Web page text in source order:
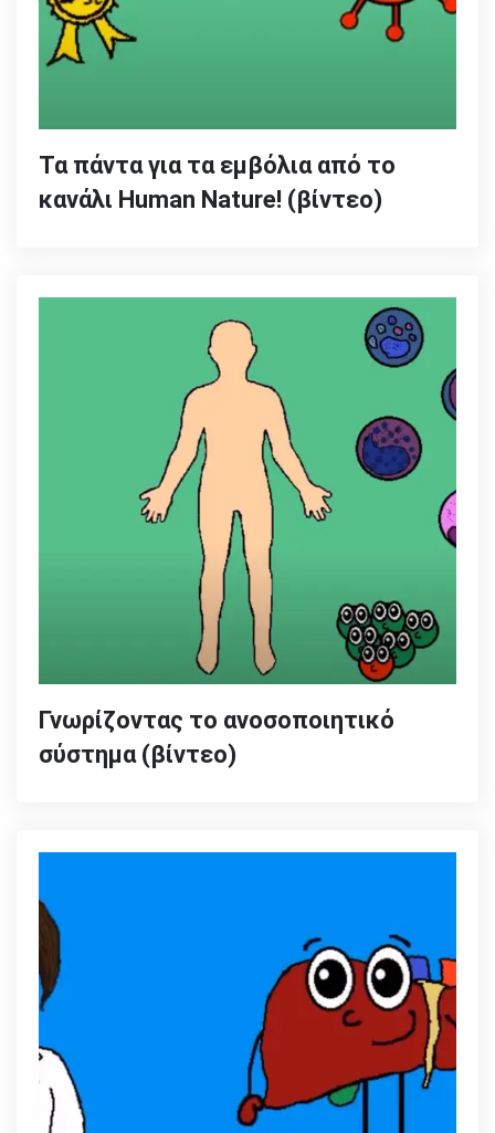
Τα πάντα για τα εμβόλια από το
κανάλι Human Nature! (βίντεο)
Γνωρίζοντας το ανοσοποιητικό
σύστημα (βίντεο)